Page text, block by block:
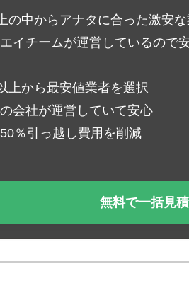
の中からアナタに合った激安な
イチームが運営しているので
上から最安値業者を選択
会社が運営していて安心
％引っ越し費用を削減
無料で一括見